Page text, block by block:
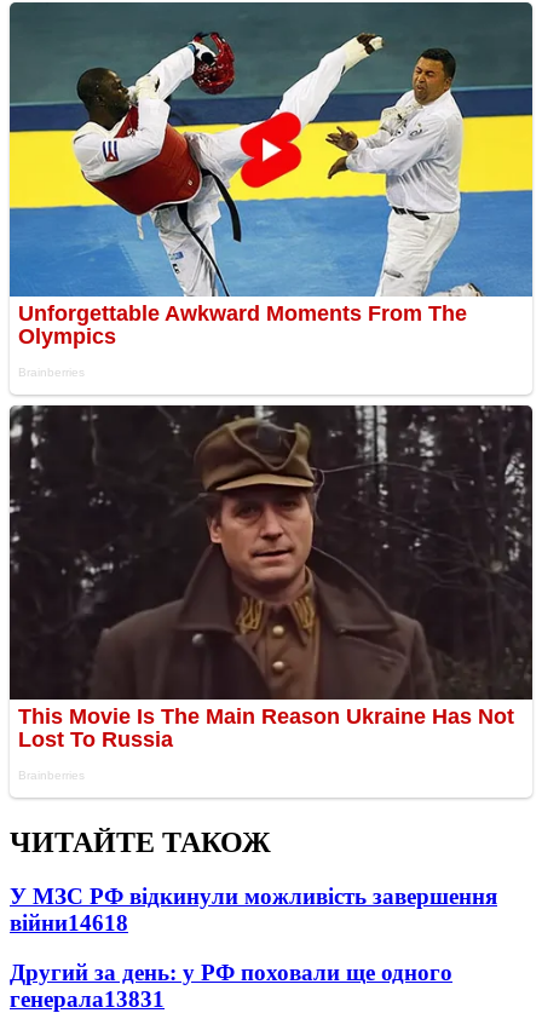
ЧИТАЙТЕ ТАКОЖ
У МЗС РФ відкинули можливість завершення
війни14618
Другий за день: у РФ поховали ще одного
генерала13831